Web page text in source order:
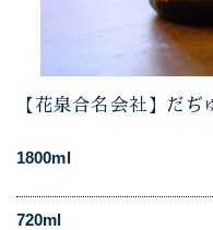
【花泉合名会社】だ
1800ml
720ml